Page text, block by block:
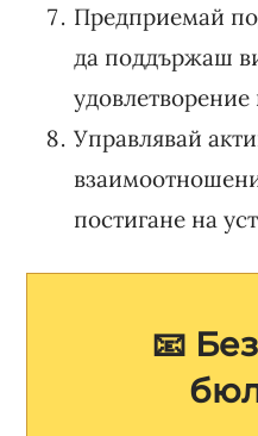
Предприемай
да поддържаш
удовлетворение
Управлявай
постигане на
📧